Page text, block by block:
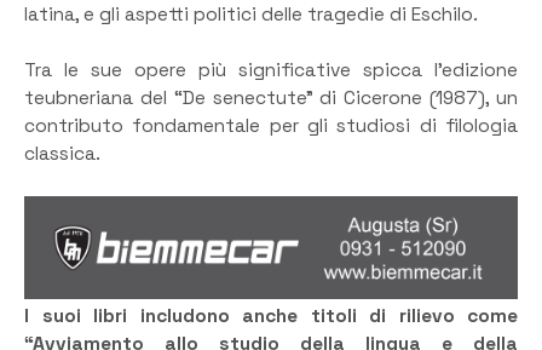
latina, e gli aspetti politici delle tragedie di Eschilo.
Tra le sue opere più significative spicca l’edizione
teubneriana del “De senectute” di Cicerone (1987), un
contributo fondamentale per gli studiosi di filologia
classica.
I suoi libri includono anche titoli di rilievo come
“Avviamento allo studio della lingua e della